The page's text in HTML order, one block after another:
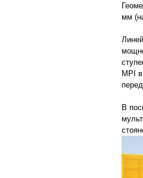
мм
MPI
В